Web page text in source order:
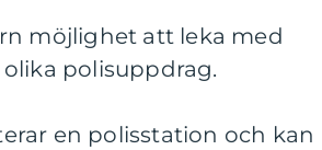
möjlighet att leka med
polisuppdrag.
en polisstation och kan